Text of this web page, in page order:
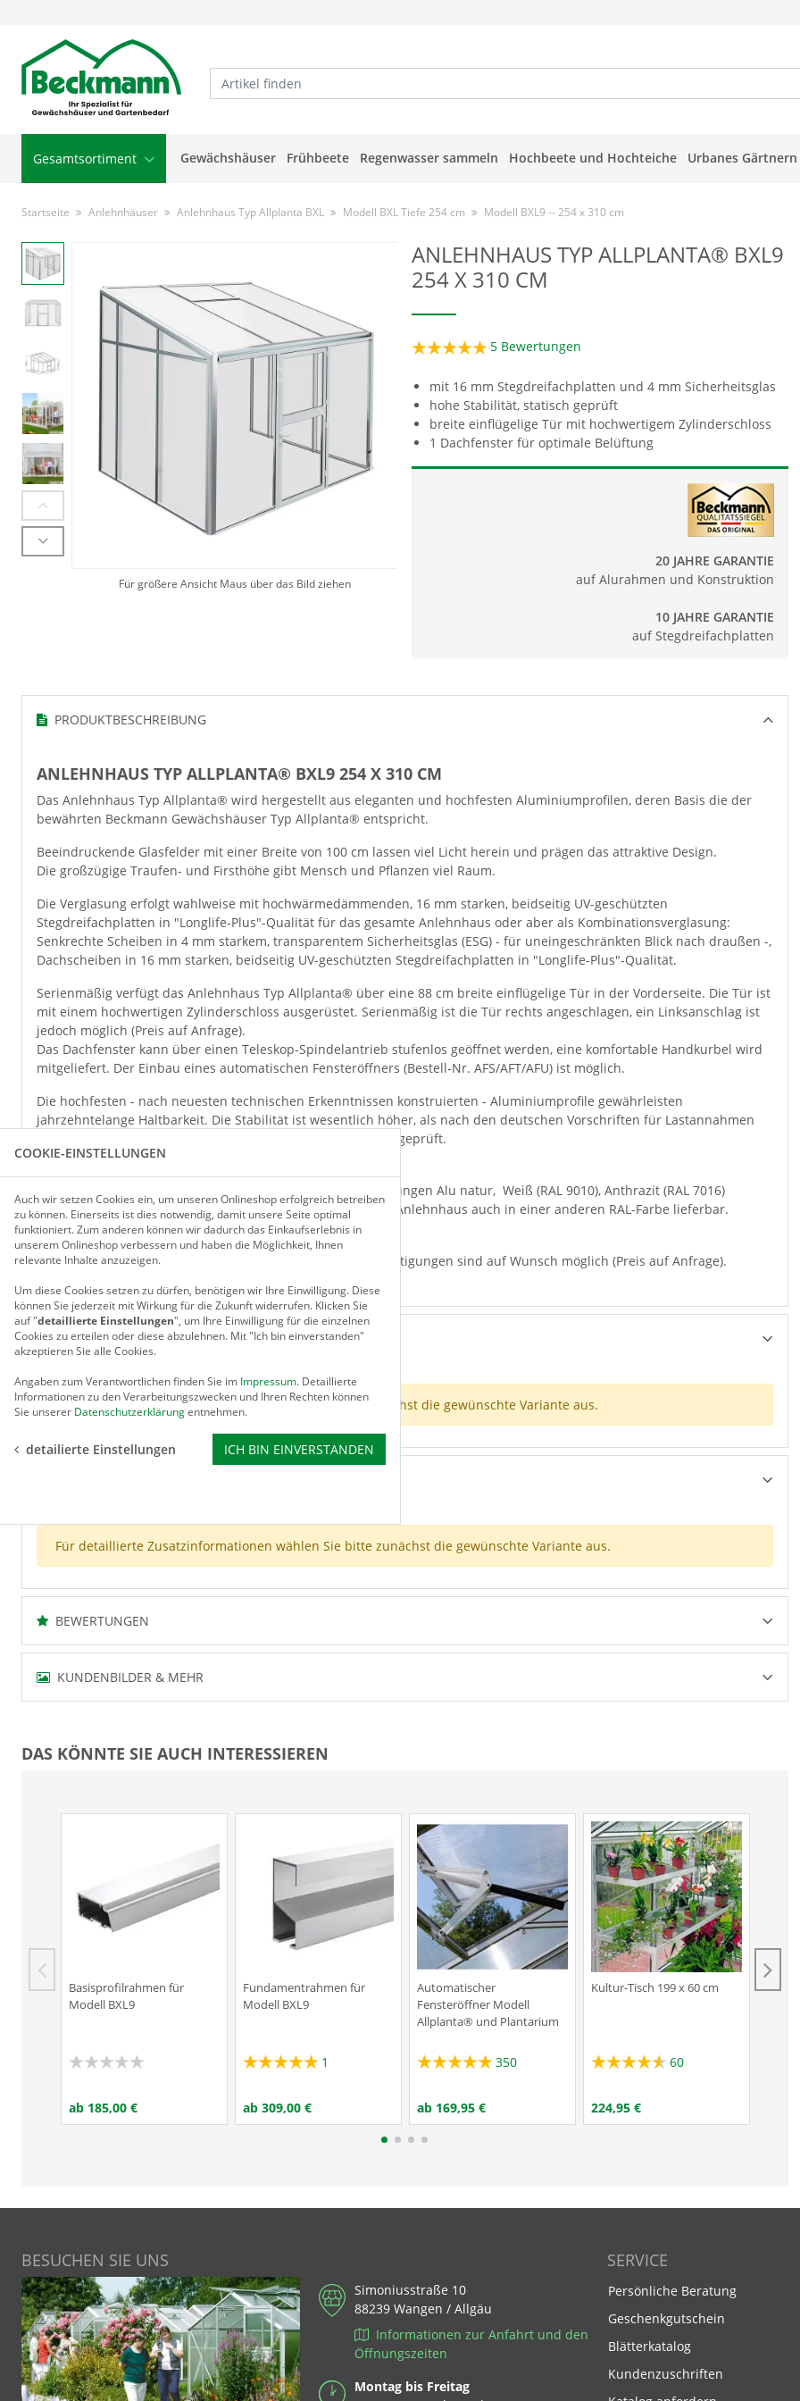
Gesamtsortiment Gewächshäuser Frühbeete Regenwasser sammeln Hochbeete und Hochteiche Urbanes Gärtnern
Startseite Anlehnhäuser Anlehnhaus Typ Allplanta BXL Modell BXL Tiefe 254 cm Modell BXL9 -- 254 x 310 cm
Für größere Ansicht Maus über das Bild ziehen
ANLEHNHAUS TYP ALLPLANTA® BXL9
254 X 310 CM
5 Bewertungen
mit 16 mm Stegdreifachplatten und 4 mm Sicherheitsglas
hohe Stabilität, statisch geprüft
breite einflügelige Tür mit hochwertigem Zylinderschloss
1 Dachfenster für optimale Belüftung
20 JAHRE GARANTIE
auf Alurahmen und Konstruktion
10 JAHRE GARANTIE
auf Stegdreifachplatten
PRODUKTBESCHREIBUNG
ANLEHNHAUS TYP ALLPLANTA® BXL9 254 X 310 CM
Das Anlehnhaus Typ Allplanta® wird hergestellt aus eleganten und hochfesten Aluminiumprofilen, deren Basis die der
bewährten Beckmann Gewächshäuser Typ Allplanta® entspricht.
Beeindruckende Glasfelder mit einer Breite von 100 cm lassen viel Licht herein und prägen das attraktive Design.
Die großzügige Traufen- und Firsthöhe gibt Mensch und Pflanzen viel Raum.
Die Verglasung erfolgt wahlweise mit hochwärmedämmenden, 16 mm starken, beidseitig UV-geschützten
Stegdreifachplatten in "Longlife-Plus"-Qualität für das gesamte Anlehnhaus oder aber als Kombinationsverglasung:
Senkrechte Scheiben in 4 mm starkem, transparentem Sicherheitsglas (ESG) - für uneingeschränkten Blick nach draußen -,
Dachscheiben in 16 mm starken, beidseitig UV-geschützten Stegdreifachplatten in "Longlife-Plus"-Qualität.
Serienmäßig verfügt das Anlehnhaus Typ Allplanta® über eine 88 cm breite einflügelige Tür in der Vorderseite. Die Tür ist
mit einem hochwertigen Zylinderschloss ausgerüstet. Serienmäßig ist die Tür rechts angeschlagen, ein Linksanschlag ist
jedoch möglich (Preis auf Anfrage).
Das Dachfenster kann über einen Teleskop-Spindelantrieb stufenlos geöffnet werden, eine komfortable Handkurbel wird
mitgeliefert. Der Einbau eines automatischen Fensteröffners (Bestell-Nr. AFS/AFT/AFU) ist möglich.
Die hochfesten - nach neuesten technischen Erkenntnissen konstruierten - Aluminiumprofile gewährleisten
jahrzehntelange Haltbarkeit. Die Stabilität ist wesentlich höher, als nach den deutschen Vorschriften für Lastannahmen
nach DIN 11535 gefordert wird. Das Anlehnhaus ist statisch geprüft.
Auf die Aluminiumprofile gewähren wir 20 Jahre Garantie
Das Anlehnhaus Typ Allplanta® ist lieferbar in den Ausführungen Alu natur, Weiß (RAL 9010), Anthrazit (RAL 7016)
oder Grün (RAL6005) einbrennlackiert. Auf Wunsch ist das Anlehnhaus auch in einer anderen RAL-Farbe lieferbar.
Ausgenommen hiervon sind Perlfarben.
Eine Rückwand gehört nicht zum Lieferumfang. Sonderanfertigungen sind auf Wunsch möglich (Preis auf Anfrage).
TECHNISCHE DETAILS
Für detaillierte Technische Details wählen Sie bitte zunächst die gewünschte Variante aus.
Für detaillierte Zusatzinformationen wählen Sie bitte zunächst die gewünschte Variante aus.
BEWERTUNGEN
KUNDENBILDER & MEHR
DAS KÖNNTE SIE AUCH INTERESSIEREN
Basisprofilrahmen für
Modell BXL9
ab 185,00 €
Fundamentrahmen für
Modell BXL9
1
ab 309,00 €
Automatischer
Fensteröffner Modell
Allplanta® und Plantarium
350
ab 169,95 €
Kultur-Tisch 199 x 60 cm
60
224,95 €
Kultur-
BESUCHEN SIE UNS
Simoniusstraße 10
88239 Wangen / Allgäu
Informationen zur Anfahrt und den
Öffnungszeiten
Montag bis Freitag
SERVICE
Persönliche Beratung
Geschenkgutschein
Blätterkatalog
Kundenzuschriften
COOKIE-EINSTELLUNGEN
Auch wir setzen Cookies ein, um unseren Onlineshop erfolgreich betreiben
zu können. Einerseits ist dies notwendig, damit unsere Seite optimal
funktioniert. Zum anderen können wir dadurch das Einkaufserlebnis in
unserem Onlineshop verbessern und haben die Möglichkeit, Ihnen
relevante Inhalte anzuzeigen.
Um diese Cookies setzen zu dürfen, benötigen wir Ihre Einwilligung. Diese
können Sie jederzeit mit Wirkung für die Zukunft widerrufen. Klicken Sie
auf "detaillierte Einstellungen", um Ihre Einwilligung für die einzelnen
Cookies zu erteilen oder diese abzulehnen. Mit "Ich bin einverstanden"
akzeptieren Sie alle Cookies.
Angaben zum Verantwortlichen finden Sie im Impressum. Detaillierte
Informationen zu den Verarbeitungszwecken und Ihren Rechten können
Sie unserer Datenschutzerklärung entnehmen.
detailierte Einstellungen ICH BIN EINVERSTANDEN